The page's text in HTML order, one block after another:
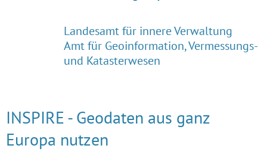
Landesamt für innere Verwaltung
Amt für Geoinformation, Vermessungs-
und Katasterwesen
INSPIRE - Geodaten aus ganz
Europa nutzen